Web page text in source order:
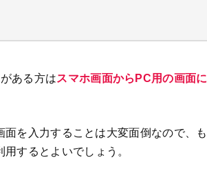
ある方はスマホ画面からPC用の画面に
を入力することは大変面倒なので、も
用するとよいでしょう。